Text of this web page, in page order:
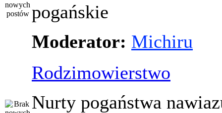
pogańskie
Moderator: Michiru
Rodzimowierstwo
Nurty pogaństwa